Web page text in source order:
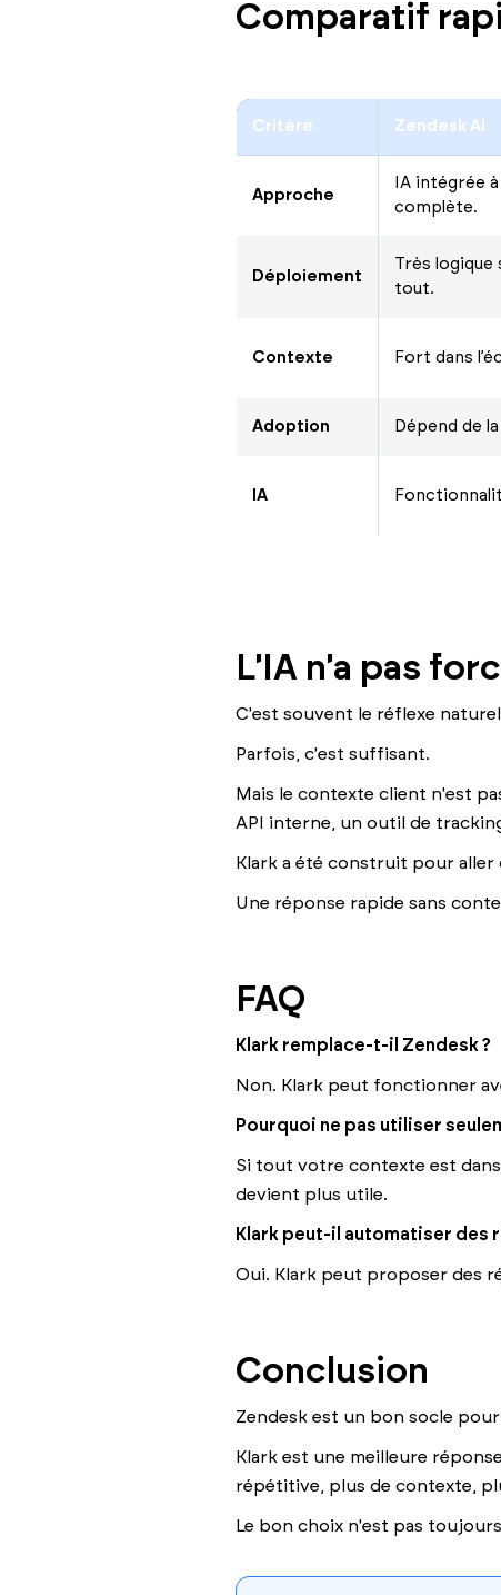
Comparatif
Critère Zendesk AI
Approche
IA intégrée
complète.
Déploiement
Très logique
tout.
Contexte Fort dans
Adoption Dépend de
IA
L'IA n'a pas
C'est souvent le réflexe
Parfois, c'est suffisant.
Mais le contexte client n'est
API interne, un outil de
Klark a été construit pour
Une réponse rapide sans
FAQ
Klark remplace-t-il Zendesk ?
Non. Klark peut fonctionner
Pourquoi ne pas utiliser
Si tout votre contexte est
devient plus utile.
Klark peut-il automatiser des
Oui. Klark peut proposer des
Conclusion
Zendesk est un bon socle
Klark est une meilleure
répétitive, plus de contexte,
Le bon choix n'est pas